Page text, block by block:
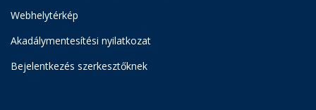
Webhelytérkép
Akadálymentesítési nyilatkozat
Bejelentkezés szerkesztőknek